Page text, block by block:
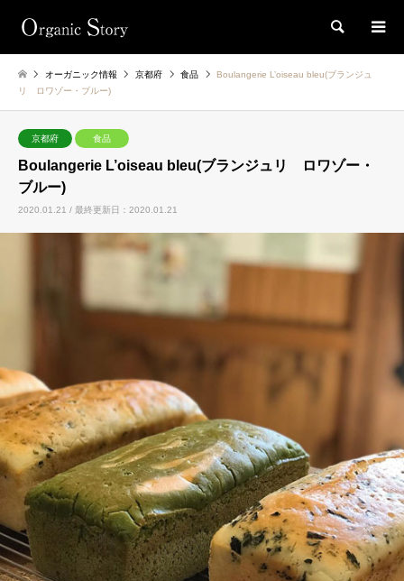
検索
オーガニック情報 京都府 食品
Boulangerie L’oiseau bleu(ブランジュ
リ ロワゾー・ブルー)
京都府 食品
Boulangerie L’oiseau bleu(ブランジュリ ロワゾー・
ブルー)
2020.01.21 / 最終更新日：2020.01.21